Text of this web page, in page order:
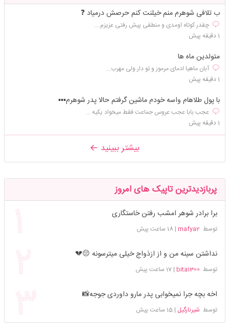
ب تلافی شوهرم منم خیلنت کنم حرصش درمیاد ❓
چقدر کوتاه اومدی و منطقی پیش رفتی عزیزم....
1 دقیقه پیش
متولدین ماه ها
آبان ماهیا ادمای مرموز و تو دار ولی مهرب...
1 دقیقه پیش
با پول طلاهام واسه خودم ماشین گرفتم حالا پدر شوهرم▪️▪️▪️
عجب بابا عجب عروس جماعت فقط میخواد یکیه ...
1 دقیقه پیش
بیشتر ببینید
پربازدیدترین تاپیک های امروز
برا برادر شوهر امشب رفتن خاستگاری
توسط mafya2
|18 ساعت پیش
نداشتن سینه من و از ازذواج خیلی میترسونه 😔💔
توسط bita1300
|17 ساعت پیش
اخه بچه جرا نمیخوابی پدر مارو داوردی جوجه📸
توسط شیرنارگیل |15 ساعت پیش